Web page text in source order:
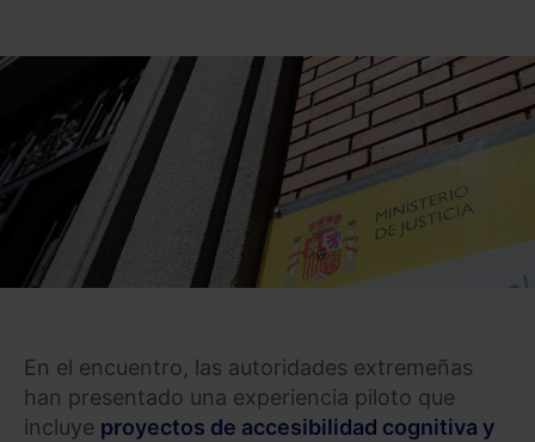
En el encuentro, las autoridades extremeñas
han presentado una experiencia piloto que
incluye proyectos de accesibilidad cognitiva y